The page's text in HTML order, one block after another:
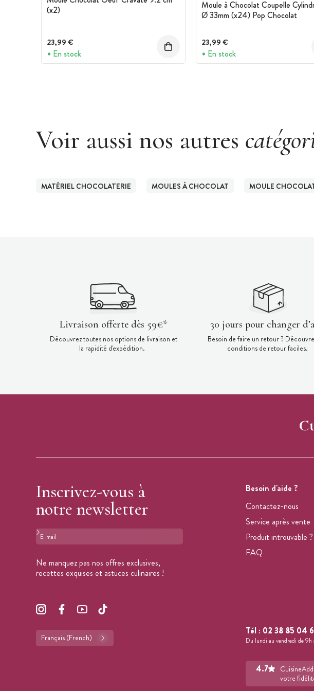
Enfin refermez (si vous le souhaitez) vos coupelles avec une
chocolat bien étalée avec la spatule, et laissez au réfrigérateur.
Thermomètre de cuisine digital
Poche à douille et douille de remplissage
(x2)
23,99 €
En stock
Moule à Chocolat Coupelle
Ø 33mm (x24) Pop Chocolat
23,99 €
En stock
Voir aussi nos autres
MATÉRIEL CHOCOLATERIE MOULES À CHOCOLAT MOULE
Livraison offerte dès 59€*
Découvrez toutes nos options de livraison et
la rapidité d'expédition.
30 jours pour changer
Besoin de faire un retour ?
conditions de retour faciles.
Besoin d'aide ?
Contactez-nous
Service après vente
Produit introuvable ?
FAQ
Inscrivez-vous à
notre newsletter
Format : adresse@email.com
Ne manquez pas nos offres exclusives,
recettes exquises et astuces culinaires !
Français (French)
Tél : 02 38 85 04
Du lundi au vendredi de 9h
4.7
votre